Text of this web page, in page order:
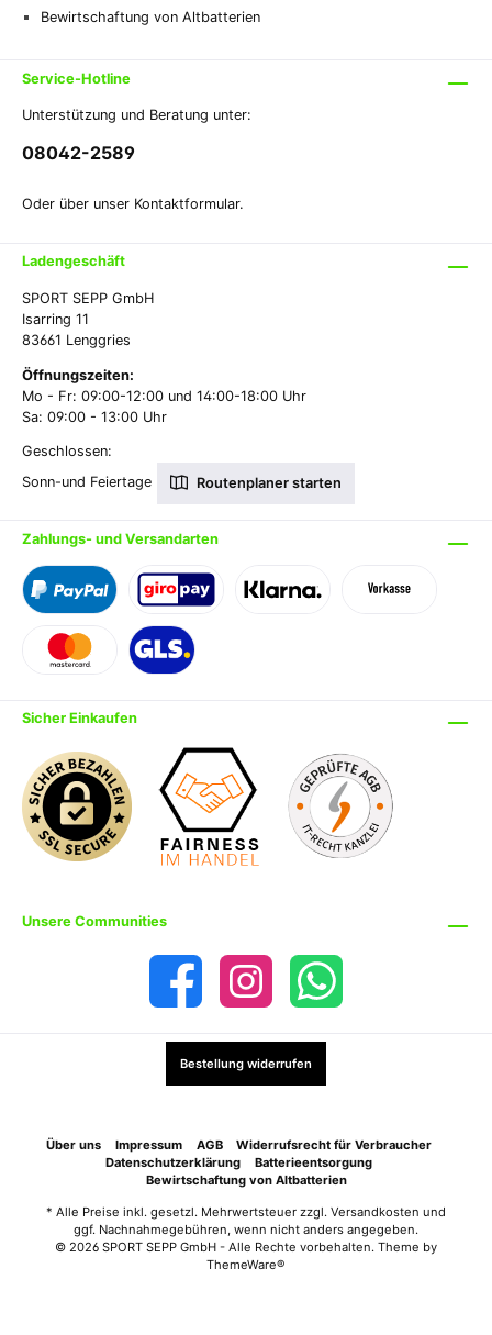
Bewirtschaftung von Altbatterien
Service-Hotline
Unterstützung und Beratung unter:
08042-2589
Oder über unser Kontaktformular.
Ladengeschäft
SPORT SEPP GmbH
Isarring 11
83661 Lenggries
Öffnungszeiten:
Mo - Fr: 09:00-12:00 und 14:00-18:00 Uhr
Sa: 09:00 - 13:00 Uhr
Geschlossen:
Sonn-und Feiertage
Routenplaner starten
Zahlungs- und Versandarten
Sicher Einkaufen
Unsere Communities
Bestellung widerrufen
Über uns Impressum AGB
Widerrufsrecht für Verbraucher
Datenschutzerklärung
Batterieentsorgung
Bewirtschaftung von Altbatterien
* Alle Preise inkl. gesetzl. Mehrwertsteuer zzgl. Versandkosten und
ggf. Nachnahmegebühren, wenn nicht anders angegeben.
© 2026 SPORT SEPP GmbH - Alle Rechte vorbehalten. Theme by
ThemeWare®